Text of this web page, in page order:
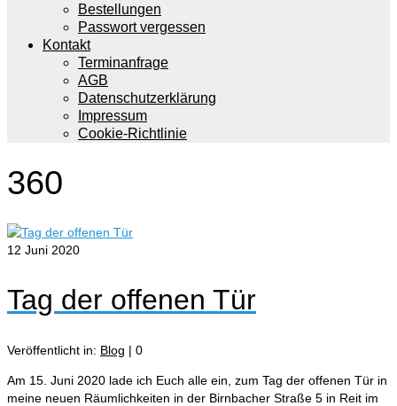
Bestellungen
Passwort vergessen
Kontakt
Terminanfrage
AGB
Datenschutzerklärung
Impressum
Cookie-Richtlinie
360
12 Juni 2020
Tag der offenen Tür
Veröffentlicht in: Blog | 0
Am 15. Juni 2020 lade ich Euch alle ein, zum Tag der offenen Tür in
meine neuen Räumlichkeiten in der Birnbacher Straße 5 in Reit im